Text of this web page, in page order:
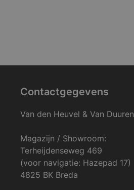
Contactgegevens
Van den Heuvel & Van Duuren
Magazijn / Showroom:
Terheijdenseweg 469
(voor navigatie: Hazepad 17)
4825 BK Breda